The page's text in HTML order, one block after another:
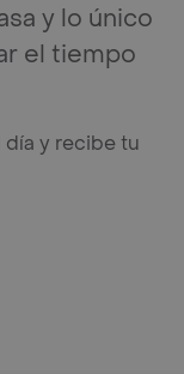
y lo único
el tiempo
y recibe tu